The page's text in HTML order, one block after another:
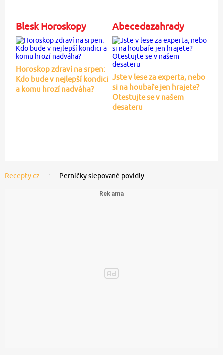
Blesk Horoskopy
Horoskop zdraví na srpen:
Kdo bude v nejlepší kondici
a komu hrozí nadváha?
Abecedazahrady
Jste v lese za experta, nebo
si na houbaře jen hrajete?
Otestujte se v našem
desateru
Recepty.cz Perníčky slepované povidly